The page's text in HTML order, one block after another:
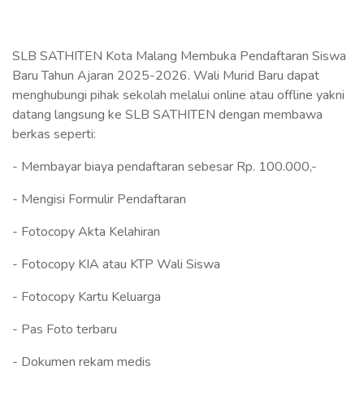
SLB SATHITEN Kota Malang Membuka Pendaftaran Siswa
Baru Tahun Ajaran 2025-2026. Wali Murid Baru dapat
menghubungi pihak sekolah melalui online atau offline yakni
datang langsung ke SLB SATHITEN dengan membawa
berkas seperti:
- Membayar biaya pendaftaran sebesar Rp. 100.000,-
- Mengisi Formulir Pendaftaran
- Fotocopy Akta Kelahiran
- Fotocopy KIA atau KTP Wali Siswa
- Fotocopy Kartu Keluarga
- Pas Foto terbaru
- Dokumen rekam medis